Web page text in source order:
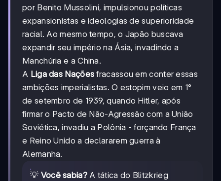
por Benito Mussolini, impulsionou políticas
expansionistas e ideologias de superioridade
racial. Ao mesmo tempo, o Japão buscava
expandir seu império na Ásia, invadindo a
Manchúria e a China.
A Liga das Nações fracassou em conter essas
ambições imperialistas. O estopim veio em 1°
de setembro de 1939, quando Hitler, após
firmar o Pacto de Não-Agressão com a União
Soviética, invadiu a Polônia - forçando França
e Reino Unido a declararem guerra à
Alemanha.
💡 Você sabia?A tática do Blitzkrieg